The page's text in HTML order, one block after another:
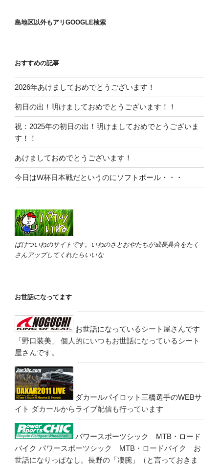
島地区以外もアリGOOGLE検索
おすすめの記事
2026年あけましておめでとうございます！
初日の出！明けましておめでとうございます！！
祝：2025年の初日の出！明けましておめでとうございま
す！！
あけましておめでとうございます！
今日はW杯日本戦だというのにソフトボール・・・
ばけついねのサイトです。いねのさとおやたちが成長具合をたく
さんアップしてくれたらいいな
お世話になってます
お世話になっているシート屋さんです
「野口装美」
個人的にいつもお世話になっているシート
屋さんです。
ダカールパイロット三橋選手のWEBサ
イト ダカールからライブ配信も行っています
パワースポーツシック MTB・ロード
バイク パワースポーツシック MTB・ロードバイク お
世話になりっぱなし。長野の「凄腕」（と言っておきま